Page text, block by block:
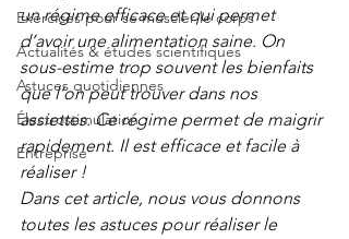
Exercices pour se muscler le corps
Actualités & études scientifiques
Astuces quotidiennes
Électrostimulation
Entreprise
un régime efficace et qui permet
d’avoir une alimentation saine. On
sous-estime trop souvent les bienfaits
que l’on peut trouver dans nos
assiettes. Ce régime permet de maigrir
rapidement. Il est efficace et facile à
réaliser !
Dans cet article, nous vous donnons
toutes les astuces pour réaliser le